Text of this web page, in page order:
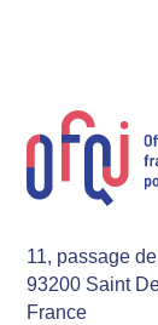
11, passage
93200 Saint
France